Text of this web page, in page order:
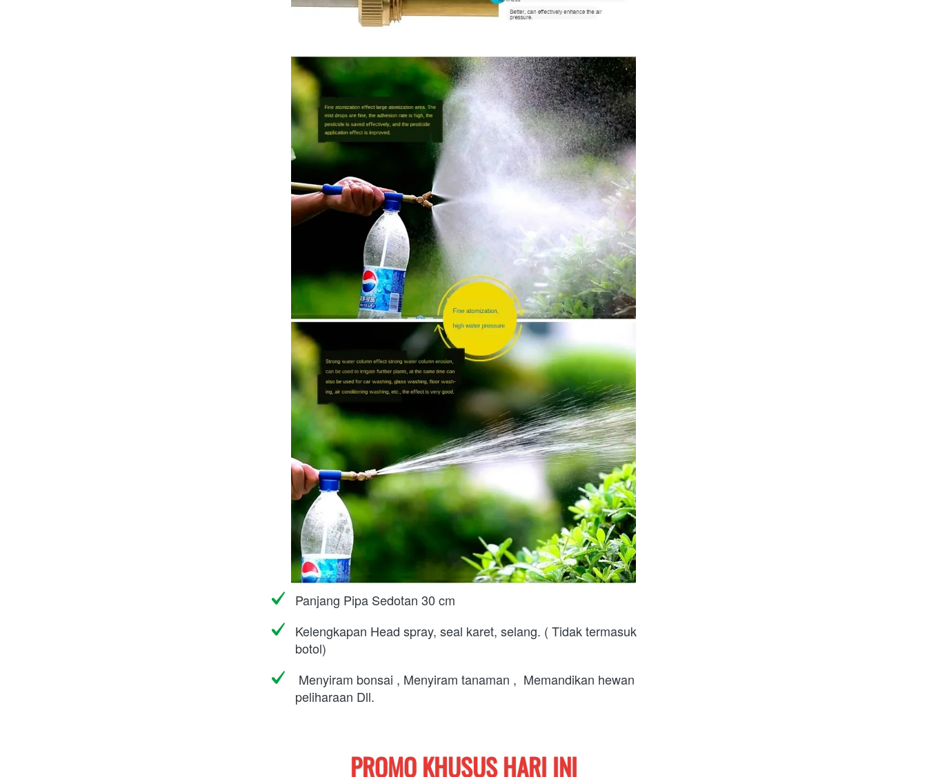
Panjang Pipa Sedotan 30 cm
Kelengkapan Head spray, seal karet, selang. ( Tidak termasuk
botol)
Menyiram bonsai , Menyiram tanaman , Memandikan hewan
peliharaan Dll.
PROMO KHUSUS HARI INI